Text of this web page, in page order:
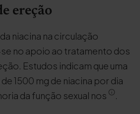
ereção
niacina na circulação
no apoio ao tratamento dos
Estudos indicam que uma
1500 mg de niacina por dia
da função sexual nos
.